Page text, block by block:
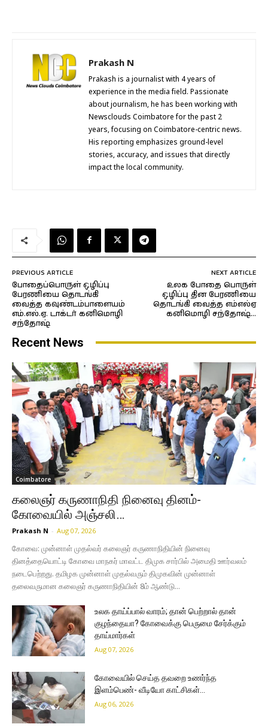
Prakash N
Prakash is a journalist with 4 years of
experience in the media field. Passionate
about journalism, he has been working with
Newsclouds Coimbatore for the past 2
years, focusing on Coimbatore-centric news.
His reporting emphasizes ground-level
stories, accuracy, and issues that directly
impact the local community.
PREVIOUS ARTICLE
போதைப்பொருள் ஒழிப்பு
பேரணியை தொடங்கி
வைத்த கவுண்டம்பாளையம்
எம்.எல்.ஏ. டாக்டர் கனிமொழி
சந்தோஷ்
NEXT ARTICLE
உலக போதை பொருள்
ஒழிப்பு தின பேரணியை
தொடங்கி வைத்த எம்எல்ஏ
கனிமொழி சந்தோஷ்…
Recent News
Coimbatore
கலைஞர் கருணாநிதி நினைவு தினம்-
கோவையில் அஞ்சலி…
Prakash N - Aug 07, 2026
கோவை: முன்னாள் முதல்வர் கலைஞர் கருணாநிதியின் நினைவு
தினத்தையொட்டி கோவை மாநகர் மாவட்ட திமுக சார்பில் அமைதி ஊர்வலம்
நடைபெற்றது. தமிழக முன்னாள் முதல்வரும் திமுகவின் முன்னாள்
தலைவருமான கலைஞர் கருணாநிதியின் 8ம் ஆண்டு...
உலக தாய்ப்பால் வாரம்; தான் பெற்றால் தான்
குழந்தையா? கோவைக்கு பெருமை சேர்க்கும்
தாய்மார்கள்
Aug 07, 2026
கோவையில் செய்த தவறை உணர்ந்த
இளம்பெண்- வீடியோ காட்சிகள்…
Aug 06, 2026